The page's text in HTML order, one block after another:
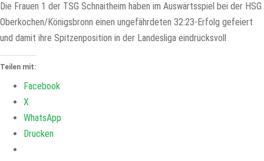
Die Frauen 1 der TSG Schnaitheim haben im Auswärtsspiel bei der HSG
Oberkochen/Königsbronn einen ungefährdeten 32:23-Erfolg gefeiert
und damit ihre Spitzenposition in der Landesliga eindrucksvoll
Teilen mit:
Facebook
X
WhatsApp
Drucken